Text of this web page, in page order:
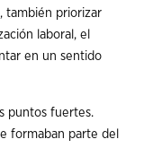
también priorizar
laboral, el
en un sentido
puntos fuertes.
formaban parte del